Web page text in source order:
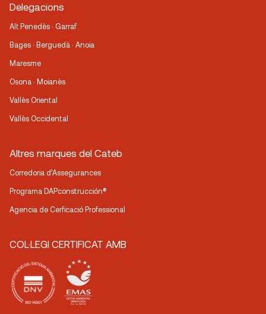
Delegacions
Alt Penedès · Garraf
Bages · Berguedà · Anoia
Maresme
Osona · Moianès
Vallès Oriental
Vallès Occidental
Altres marques del Cateb
Corredoria d’Assegurances
Programa DAPconstrucción®
Agencia de Cerficació Professional
COL·LEGI CERTIFICAT AMB